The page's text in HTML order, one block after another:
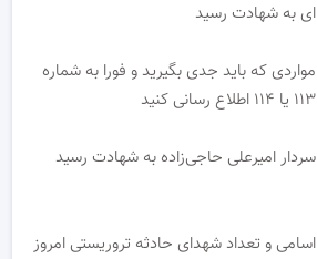
ای به شهادت رسید
مواردی که باید جدی بگیرید و فورا به شماره
۱۱۳ یا ۱۱۴ اطلاع رسانی کنید
سردار امیرعلی حاجی‌زاده به شهادت رسید
اسامی و تعداد شهدای حادثه تروریستی امروز